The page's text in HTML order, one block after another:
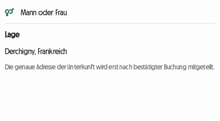
Mann oder Frau
Lage
Derchigny, Frankreich
Die genaue Adresse der Unterkunft wird erst nach bestätigter Buchung mitgeteilt.